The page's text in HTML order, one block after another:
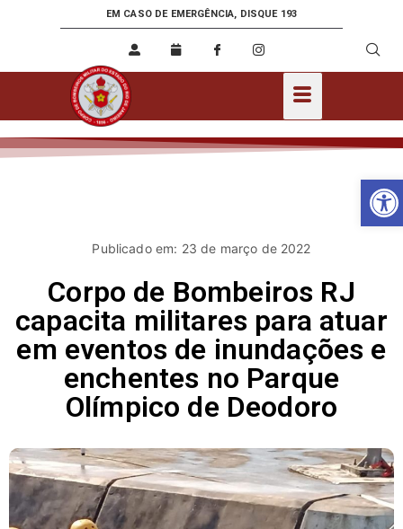
EM CASO DE EMERGÊNCIA, DISQUE 193
Publicado em: 23 de março de 2022
Corpo de Bombeiros RJ
capacita militares para atuar
em eventos de inundações e
enchentes no Parque
Olímpico de Deodoro